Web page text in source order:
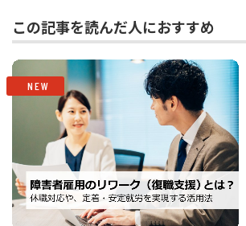
この記事を読んだ人におすすめ
NEW